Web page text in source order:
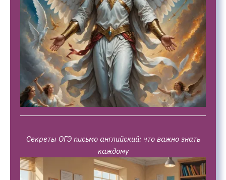
Секреты ОГЭ письмо английский: что важно знать
каждому